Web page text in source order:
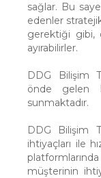
sağlar. Bu
edenler
gerektiği gibi,
ayırabilirler.
DDG Bilişim
önde gelen
sunmaktadır.
DDG Bilişim
ihtiyaçları ile
müşterinin